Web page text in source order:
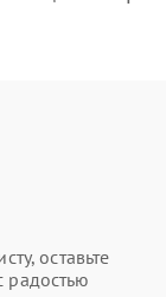
оставьте
радостью